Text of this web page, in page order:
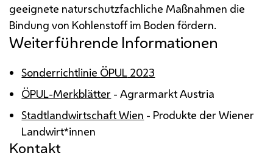
geeignete naturschutzfachliche Maßnahmen die
Bindung von Kohlenstoff im Boden fördern.
Weiterführende Informationen
Sonderrichtlinie ÖPUL 2023
ÖPUL-Merkblätter - Agrarmarkt Austria
Stadtlandwirtschaft Wien - Produkte der Wiener
Landwirt*innen
Kontakt